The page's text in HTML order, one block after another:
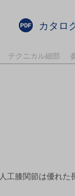
カタロ
テクニカル細部
人工膝関節は優れた